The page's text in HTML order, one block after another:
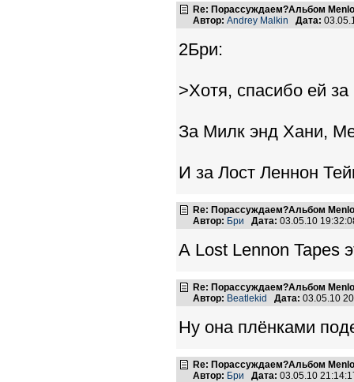
Re: Порассуждаем?Альбом
Автор: Andrey Malkin Дата:
2Бри:
>Хотя, спасибо ей за
За Милк энд Хани,
И за Лост Леннон
Re: Порассуждаем?Альбом
Автор: Бри Дата: 03.05.10
А Lost Lennon Tapes
Re: Порассуждаем?Альбом
Автор: Beatlekid Дата: 03.05.10
Ну она плёнками
Re: Порассуждаем?Альбом
Автор: Бри Дата: 03.05.10